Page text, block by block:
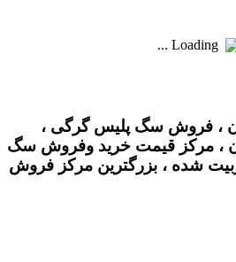
Loading ...
، فروش سگ پلیس گرگی ،
، مرکز قیمت خرید وفروش سگ
شده ، بزرگترین مرکز فروش